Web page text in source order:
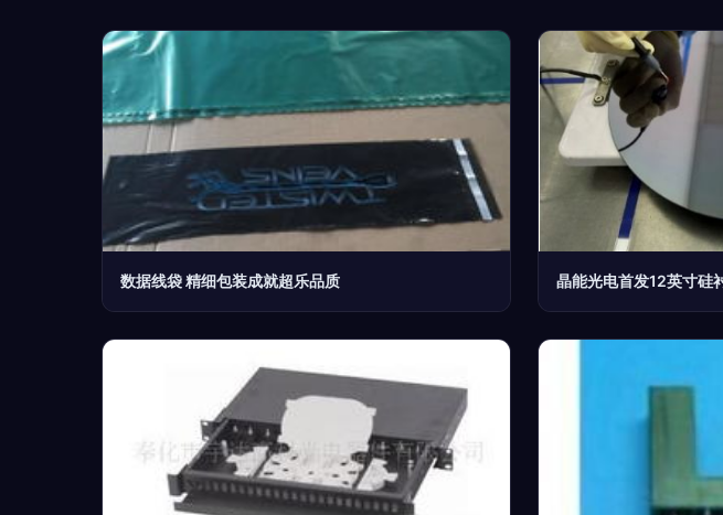
数据线袋 精细包装成就超乐品质